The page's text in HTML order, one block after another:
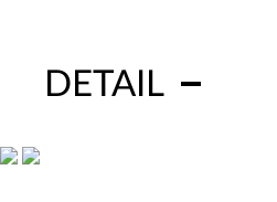
DETAIL